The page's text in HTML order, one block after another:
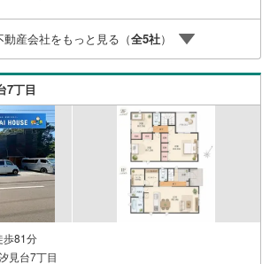
火・水曜日※店舗により変動あり）現地のご案
ので、どうぞお気軽にお問い合わせくださ
産会社をもっと見る（全5社）
7丁目
歩81分
見台7丁目